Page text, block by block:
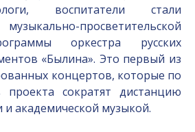
воспитатели стали
просветительской
оркестра русских
«Былина». Это первый из
концертов, которые по
проекта сократят дистанцию
и академической музыкой.